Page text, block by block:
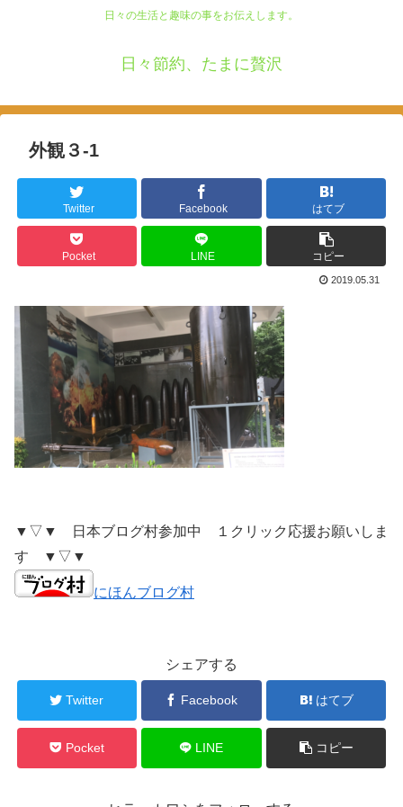
日々の生活と趣味の事をお伝えします。
日々節約、たまに贅沢
外観３-1
Twitter Facebook はてブ
Pocket LINE コピー
2019.05.31
▼▽▼ 日本ブログ村参加中 １クリック応援お願いしま
す ▼▽▼
にほんブログ村
シェアする
Twitter Facebook はてブ
Pocket LINE コピー